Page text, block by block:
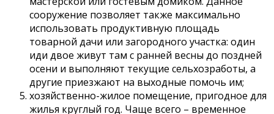
сооружение позволяет также максимально
использовать продуктивную площадь
товарной дачи или загородного участка: один
иди двое живут там с ранней весны до поздней
осени и выполняют текущие сельхозработы, а
другие приезжают на выходные помочь им;
хозяйственно-жилое помещение, пригодное для
жилья круглый год. Чаще всего – временное